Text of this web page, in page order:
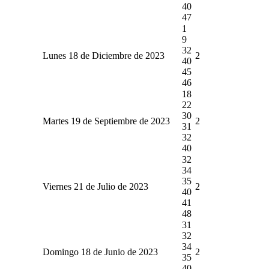
40
47
Lunes 18 de Diciembre de 2023
1
9
32
40
45
46
2
Martes 19 de Septiembre de 2023
18
22
30
31
32
40
2
Viernes 21 de Julio de 2023
32
34
35
40
41
48
2
Domingo 18 de Junio de 2023
31
32
34
35
2